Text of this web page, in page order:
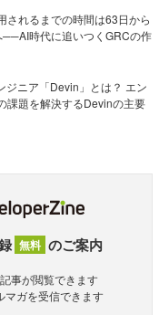
されるまでの時間は63日から
──AI時代に追いつくGRCの作
ジニア「Devin」とは？ エン
課題を解決するDevinの主要
無料 のご案内
事が閲覧できます
マガを受信できます